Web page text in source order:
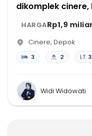
dikomplek
HARGARp1,9 miliar
Cinere, Depok
3 2 LT:
Widi Widowati